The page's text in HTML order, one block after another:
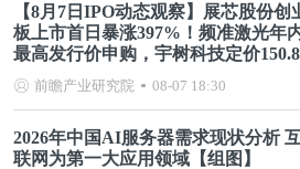
【8月7日IPO动态观察】展芯股份创
板上市首日暴涨397%！频准激光年
最高发行价申购，宇树科技定价
前瞻产业研究院 08-07 18:30
2026年中国AI服务器需求现状分析 互
联网为第一大应用领域【组图】